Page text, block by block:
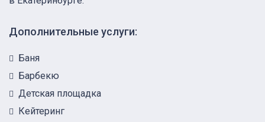
Дополнительные услуги:
Баня
Барбекю
Детская площадка
Кейтеринг